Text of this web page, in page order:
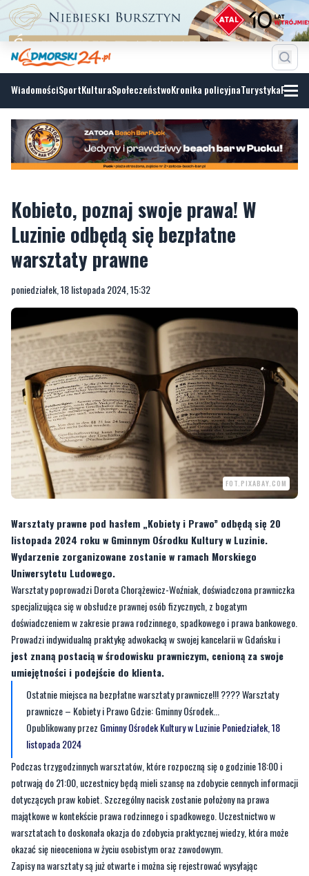
WiadomościSportKulturaSpołeczeństwoKronika policyjnaTurystyka
Kobieto, poznaj swoje prawa! W
Luzinie odbędą się bezpłatne
warsztaty prawne
poniedziałek, 18 listopada 2024, 15:32
FOT.PIXABAY.COM
Warsztaty prawne pod hasłem „Kobiety i Prawo” odbędą się 20
listopada 2024 roku w Gminnym Ośrodku Kultury w Luzinie.
Wydarzenie zorganizowane zostanie w ramach Morskiego
Uniwersytetu Ludowego.
Warsztaty poprowadzi Dorota Chorążewicz-Woźniak, doświadczona prawniczka
specjalizująca się w obsłudze prawnej osób fizycznych, z bogatym
doświadczeniem w zakresie prawa rodzinnego, spadkowego i prawa bankowego.
Prowadzi indywidualną praktykę adwokacką w swojej kancelarii w Gdańsku i
jest znaną postacią w środowisku prawniczym, cenioną za swoje
umiejętności i podejście do klienta.
Ostatnie miejsca na bezpłatne warsztaty prawnicze!!! ???? Warsztaty
prawnicze – Kobiety i Prawo Gdzie: Gminny Ośrodek...
Opublikowany przez Gminny Ośrodek Kultury w LuziniePoniedziałek, 18
listopada 2024
Podczas trzygodzinnych warsztatów, które rozpoczną się o godzinie 18:00 i
potrwają do 21:00, uczestnicy będą mieli szansę na zdobycie cennych informacji
dotyczących praw kobiet. Szczególny nacisk zostanie położony na prawa
majątkowe w kontekście prawa rodzinnego i spadkowego. Uczestnictwo w
warsztatach to doskonała okazja do zdobycia praktycznej wiedzy, która może
okazać się nieoceniona w życiu osobistym oraz zawodowym.
Zapisy na warsztaty są już otwarte i można się rejestrować wysyłając